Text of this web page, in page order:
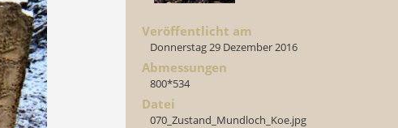
Veröffentlicht am
Donnerstag 29 Dezember 2016
Abmessungen
800*534
Datei
070_Zustand_Mundloch_Koe.jpg